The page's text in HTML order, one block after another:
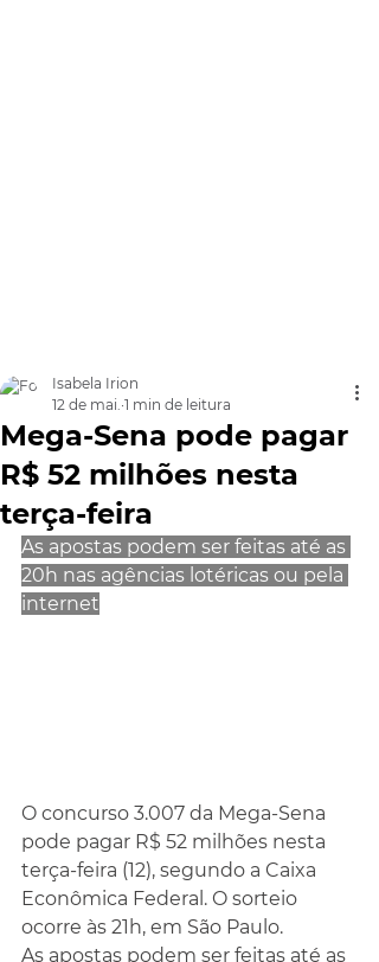
Mega-Sena pode pagar
R$ 52 milhões nesta
terça-feira
Isabela Irion
12 de mai. 1 min de leitura
As apostas podem ser feitas até as
20h nas agências lotéricas ou pela
internet
O concurso 3.007 da Mega-Sena
pode pagar R$ 52 milhões nesta
terça-feira (12), segundo a Caixa
Econômica Federal. O sorteio
ocorre às 21h, em São Paulo.
As apostas podem ser feitas até as